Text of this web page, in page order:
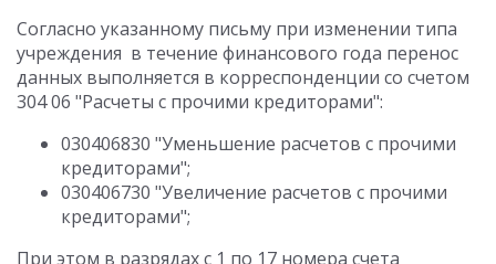
Согласно указанному письму при изменении типа
учреждения в течение финансового года перенос
данных выполняется в корреспонденции со счетом
304 06 "Расчеты с прочими кредиторами":
030406830 "Уменьшение расчетов с прочими
кредиторами";
030406730 "Увеличение расчетов с прочими
кредиторами";
При этом в разрядах с 1 по 17 номера счета